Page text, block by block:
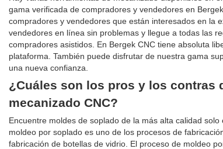
gama verificada de compradores y vendedores en
compradores y vendedores que están interesados ​​en la
vendedores en línea sin problemas y llegue a todas las
compradores asistidos. En Bergek CNC tiene absoluta
plataforma. También puede disfrutar de nuestra gama
una nueva confianza.
¿Cuáles son los pros y los contras
mecanizado CNC?
Encuentre moldes de soplado de la más alta calidad
moldeo por soplado es uno de los procesos de
fabricación de botellas de vidrio. El proceso de moldeo